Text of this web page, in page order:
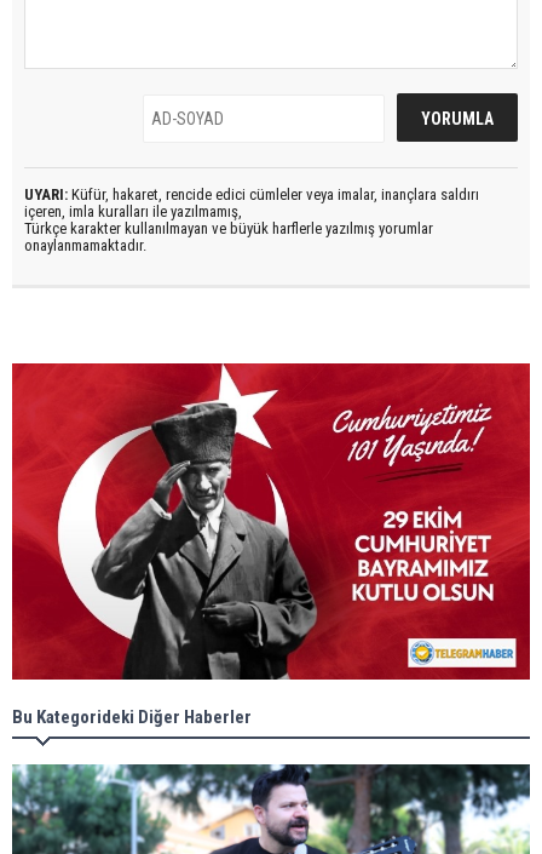
UYARI: Küfür, hakaret, rencide edici cümleler veya imalar, inançlara saldırı
içeren, imla kuralları ile yazılmamış,
Türkçe karakter kullanılmayan ve büyük harflerle yazılmış yorumlar
onaylanmamaktadır.
Bu Kategorideki Diğer Haberler